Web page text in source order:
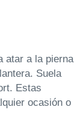
atar a la pierna
Suela
Estas
ocasión o